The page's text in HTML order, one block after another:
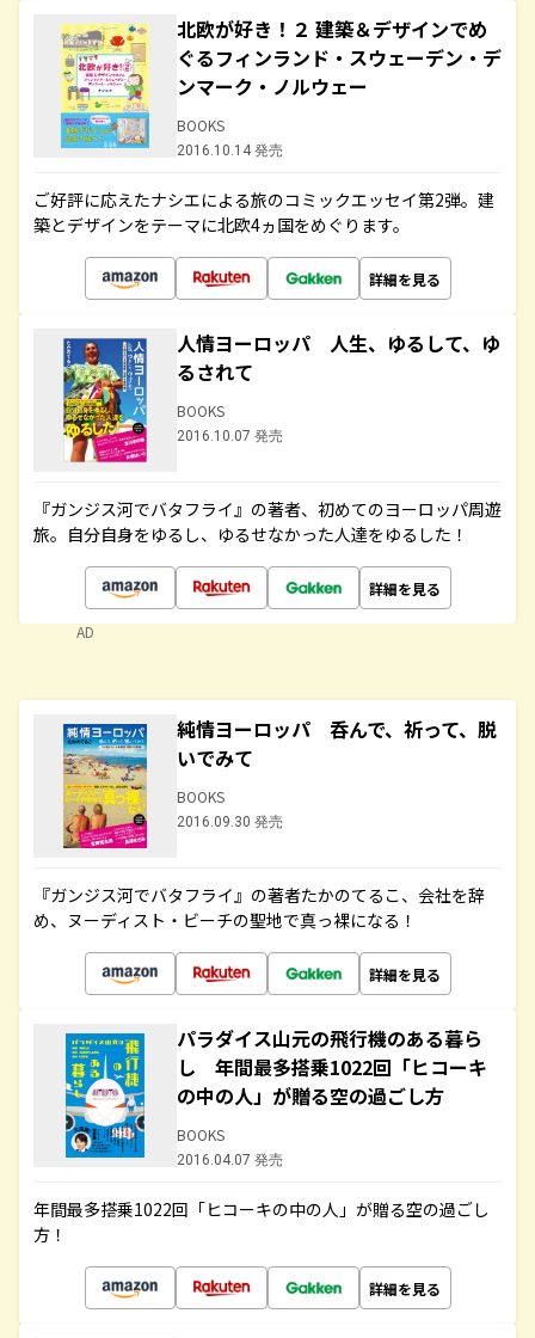
北欧が好き！２ 建築＆デザインでめ
ぐるフィンランド・スウェーデン・デ
ンマーク・ノルウェー
BOOKS
2016.10.14 発売
ご好評に応えたナシエによる旅のコミックエッセイ第2弾。建
築とデザインをテーマに北欧4ヵ国をめぐります。
詳細を見る
人情ヨーロッパ 人生、ゆるして、ゆ
るされて
BOOKS
2016.10.07 発売
『ガンジス河でバタフライ』の著者、初めてのヨーロッパ周遊
旅。自分自身をゆるし、ゆるせなかった人達をゆるした！
詳細を見る
AD
純情ヨーロッパ 呑んで、祈って、脱
いでみて
BOOKS
2016.09.30 発売
『ガンジス河でバタフライ』の著者たかのてるこ、会社を辞
め、ヌーディスト・ビーチの聖地で真っ裸になる！
詳細を見る
パラダイス山元の飛行機のある暮ら
し 年間最多搭乗1022回「ヒコーキ
の中の人」が贈る空の過ごし方
BOOKS
2016.04.07 発売
年間最多搭乗1022回「ヒコーキの中の人」が贈る空の過ごし
方！
詳細を見る